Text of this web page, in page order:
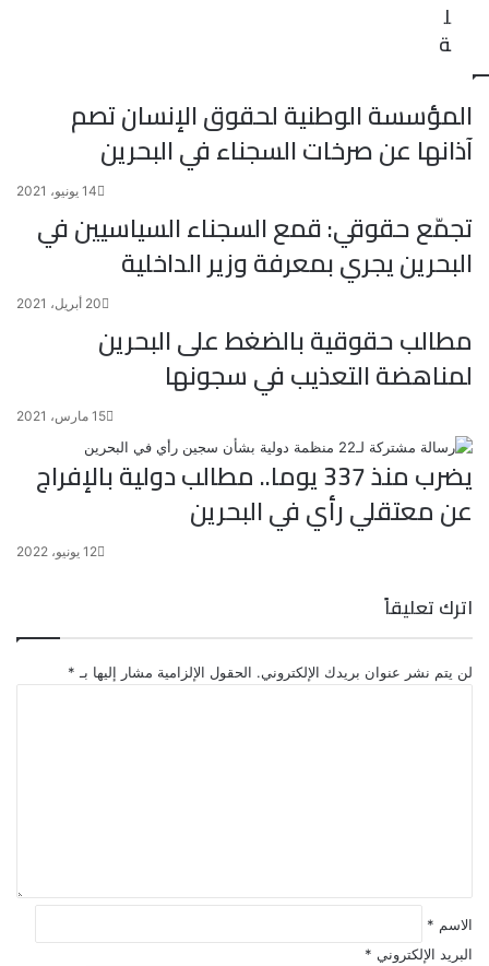
ل
ة
المؤسسة الوطنية لحقوق الإنسان تصم
آذانها عن صرخات السجناء في البحرين
14 يونيو، 2021
تجمّع حقوقي: قمع السجناء السياسيين في
البحرين يجري بمعرفة وزير الداخلية
20 أبريل، 2021
مطالب حقوقية بالضغط على البحرين
لمناهضة التعذيب في سجونها
15 مارس، 2021
يضرب منذ 337 يوما.. مطالب دولية بالإفراج
عن معتقلي رأي في البحرين
12 يونيو، 2022
اترك تعليقاً
لن يتم نشر عنوان بريدك الإلكتروني. الحقول الإلزامية مشار إليها بـ *
الاسم *
البريد الإلكتروني *